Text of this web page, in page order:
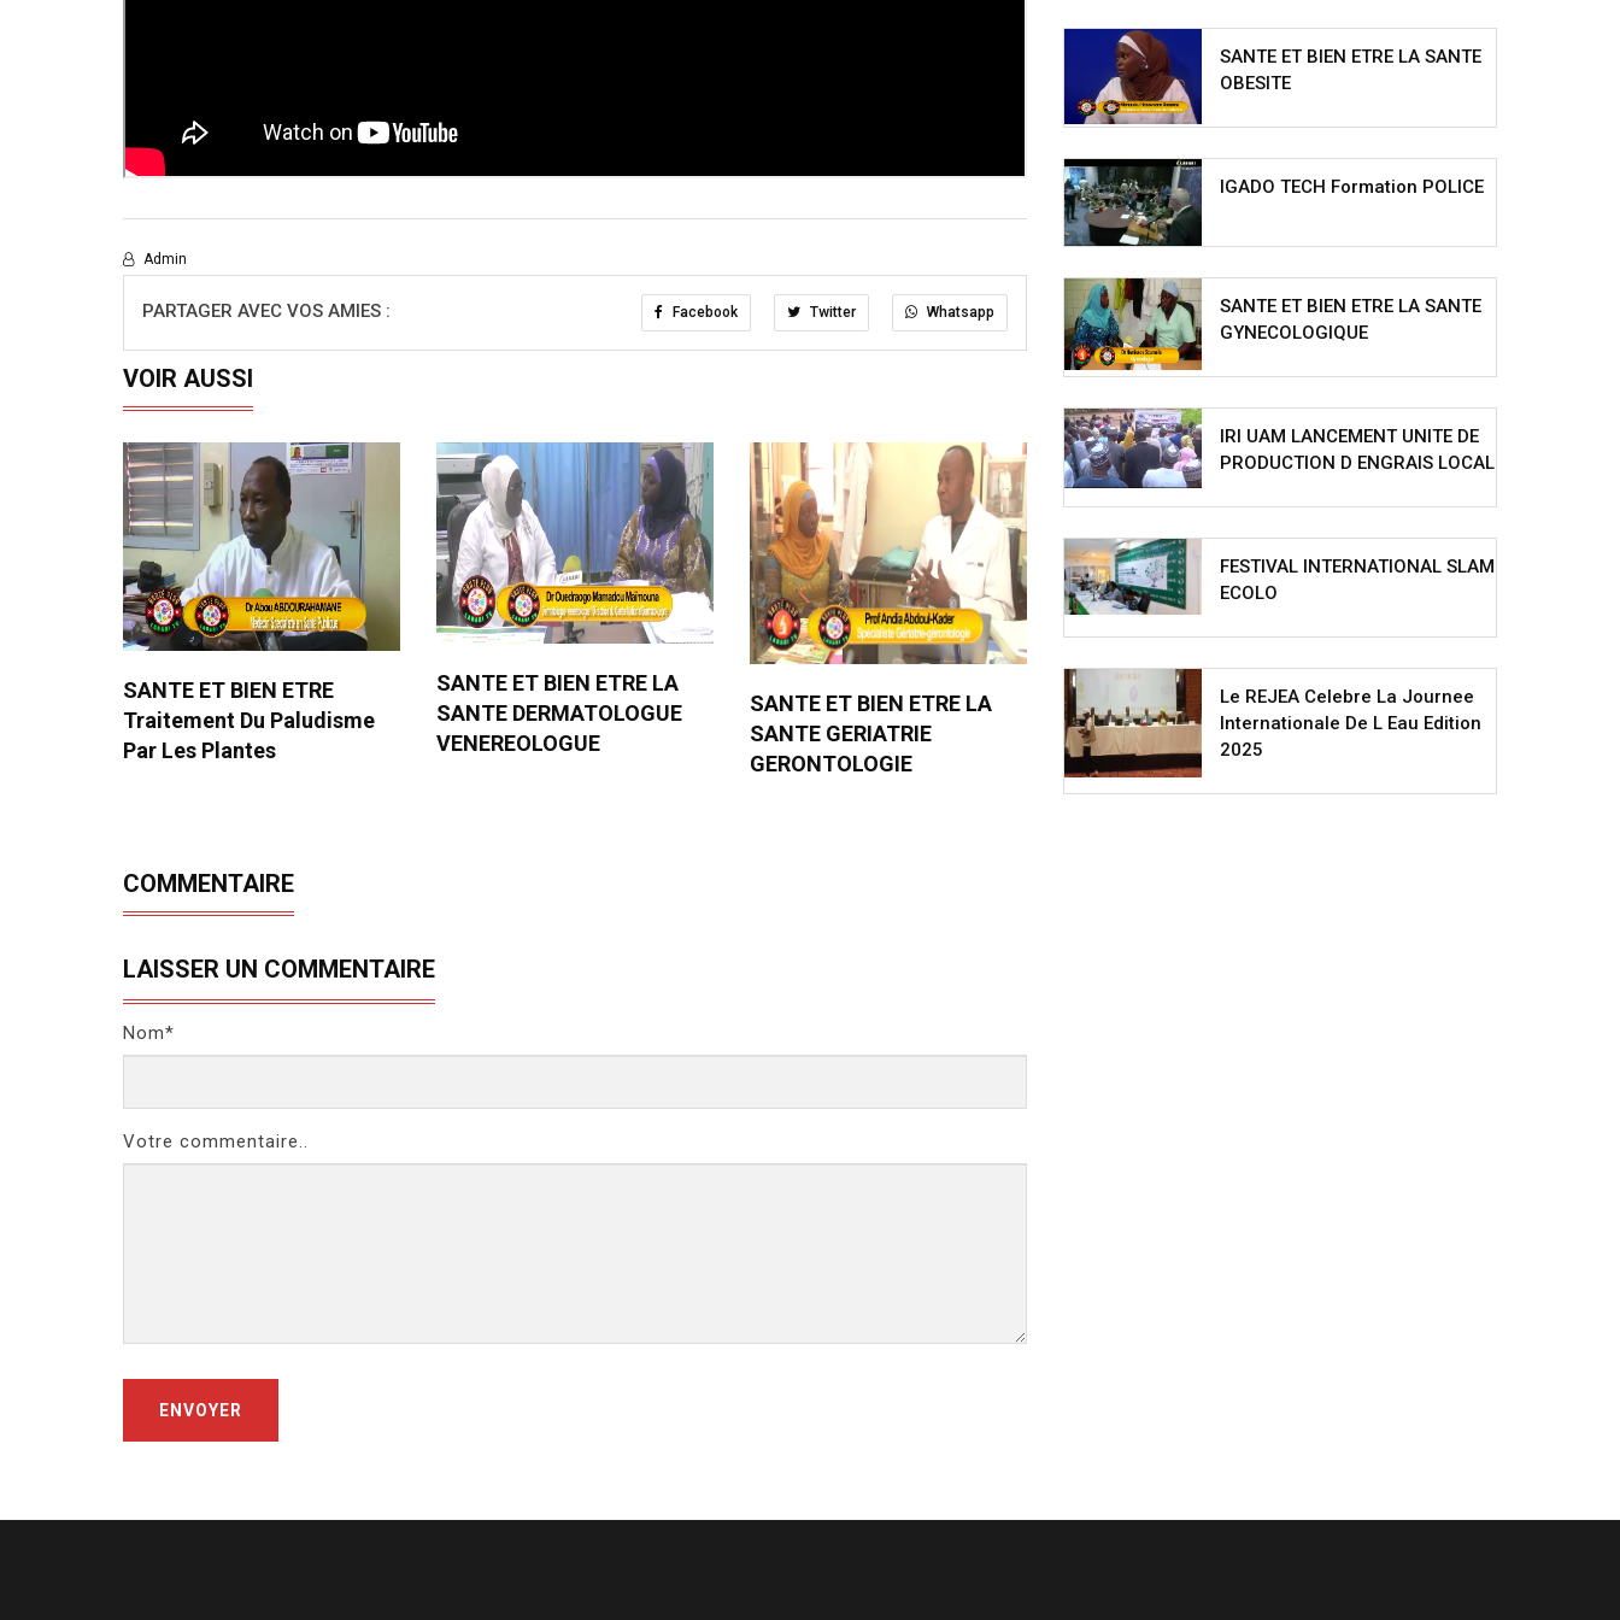
Admin
PARTAGER AVEC VOS AMIES : Facebook Twitter Whatsapp
VOIR AUSSI
SANTE ET BIEN ETRE
Traitement Du Paludisme
Par Les Plantes
SANTE ET BIEN ETRE LA
SANTE DERMATOLOGUE
VENEREOLOGUE
SANTE ET BIEN ETRE LA
SANTE GERIATRIE
GERONTOLOGIE
COMMENTAIRE
LAISSER UN COMMENTAIRE
Nom*
Votre commentaire..
ENVOYER
SANTE ET BIEN ETRE LA SANTE
OBESITE
IGADO TECH Formation POLICE
SANTE ET BIEN ETRE LA SANTE
GYNECOLOGIQUE
IRI UAM LANCEMENT UNITE DE
PRODUCTION D ENGRAIS LOCAL
FESTIVAL INTERNATIONAL SLAM
ECOLO
Le REJEA Celebre La Journee
Internationale De L Eau Edition
2025